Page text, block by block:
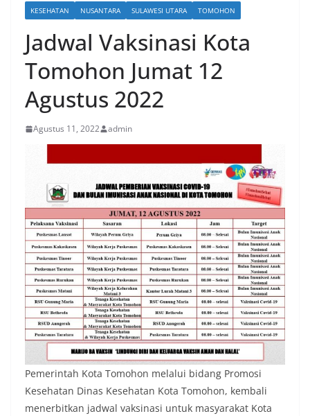
KESEHATAN NUSANTARA SULAWESI UTARA TOMOHON
Jadwal Vaksinasi Kota
Tomohon Jumat 12
Agustus 2022
Agustus 11, 2022 admin
Pemerintah Kota Tomohon melalui bidang Promosi
Kesehatan Dinas Kesehatan Kota Tomohon, kembali
menerbitkan jadwal vaksinasi untuk masyarakat Kota